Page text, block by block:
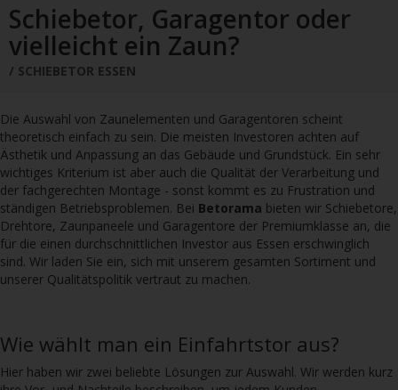
Schiebetore Industrie
Download
Industrie Zaunsysteme
Schiebetore Drehtore Schranken
Referenzen
Downloads
Farbe Muster
Bestellen
Google Rezensionen
Datenschutz
Schiebetor, Garagentor oder
vielleicht ein Zaun?
SCHIEBETOR ESSEN
Die Auswahl von Zaunelementen und Garagentoren scheint
theoretisch einfach zu sein. Die meisten Investoren achten auf
Ästhetik und Anpassung an das Gebäude und Grundstück. Ein sehr
wichtiges Kriterium ist aber auch die Qualität der Verarbeitung und
der fachgerechten Montage - sonst kommt es zu Frustration und
ständigen Betriebsproblemen. Bei Betorama bieten wir Schiebetore,
Drehtore, Zaunpaneele und Garagentore der Premiumklasse an, die
für die einen durchschnittlichen Investor aus Essen erschwinglich
sind. Wir laden Sie ein, sich mit unserem gesamten Sortiment und
unserer Qualitätspolitik vertraut zu machen.
Wie wählt man ein Einfahrtstor aus?
Hier haben wir zwei beliebte Lösungen zur Auswahl. Wir werden kurz